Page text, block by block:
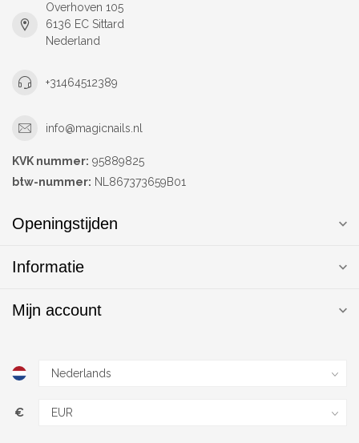
Overhoven 105
6136 EC Sittard
Nederland
+31464512389
info@magicnails.nl
KVK nummer: 95889825
btw-nummer: NL867373659B01
Openingstijden
Informatie
Mijn account
€